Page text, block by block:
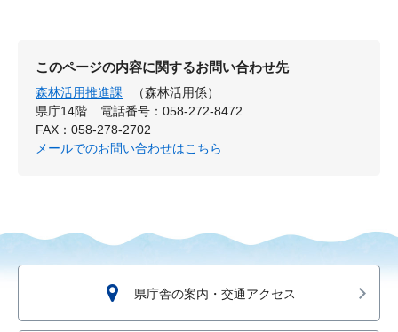
このページの内容に関するお問い合わせ先
森林活用推進課
（森林活用係）
県庁14階
電話番号：058-272-8472
FAX：058-278-2702
メールでのお問い合わせはこちら
県庁舎の案内・交通アクセス